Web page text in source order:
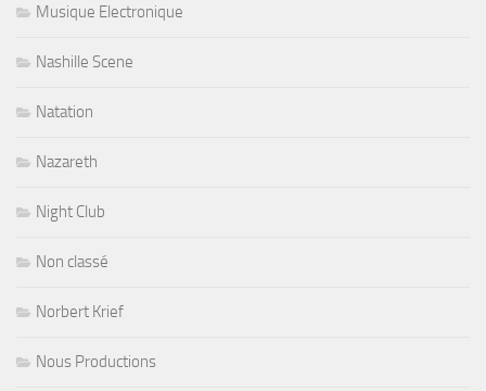
Musique Electronique
Nashille Scene
Natation
Nazareth
Night Club
Non classé
Norbert Krief
Nous Productions